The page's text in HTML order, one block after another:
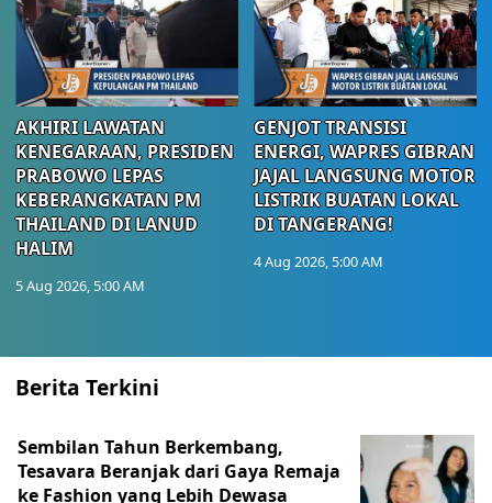
AKHIRI LAWATAN
KENEGARAAN, PRESIDEN
PRABOWO LEPAS
KEBERANGKATAN PM
THAILAND DI LANUD
HALIM
5 Aug 2026, 5:00 AM
GENJOT TRANSISI
ENERGI, WAPRES GIBRAN
JAJAL LANGSUNG MOTOR
LISTRIK BUATAN LOKAL
DI TANGERANG!
4 Aug 2026, 5:00 AM
Berita Terkini
Sembilan Tahun Berkembang,
Tesavara Beranjak dari Gaya Remaja
ke Fashion yang Lebih Dewasa